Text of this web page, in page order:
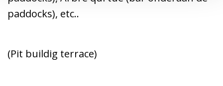
paddocks), etc..
(Pit buildig terrace)